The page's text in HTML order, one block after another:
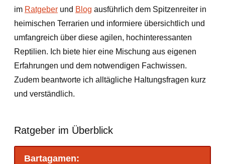
im Ratgeber und Blog ausführlich dem Spitzenreiter in
heimischen Terrarien und informiere übersichtlich und
umfangreich über diese agilen, hochinteressanten
Reptilien. Ich biete hier eine Mischung aus eigenen
Erfahrungen und dem notwendigen Fachwissen.
Zudem beantworte ich alltägliche Haltungsfragen kurz
und verständlich.
Ratgeber im Überblick
Bartagamen: